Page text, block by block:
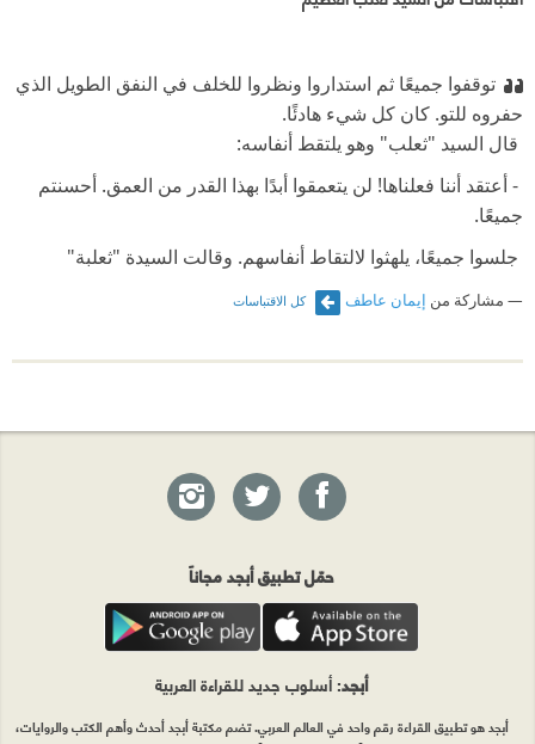
توقفوا جميعًا ثم استداروا ونظروا للخلف في النفق الطويل الذي
حفروه للتو. كان كل شيء هادئًا. ‏
‫ ‏قال السيد "ثعلب" وهو يلتقط أنفاسه: ‏
‫ ‏- أعتقد أننا فعلناها! لن يتعمقوا أبدًا بهذا القدر من العمق. أحسنتم
جميعًا.‏
‫ ‏جلسوا جميعًا، يلهثوا لالتقاط أنفاسهم. وقالت السيدة "ثعلبة"
ذكي ورائع.‏
من أي وقت مضى عندما قالت أشياء من هذا القبيل عنه.‏
مشاركة من إيمان عاطف كل الاقتباسات
حمّل تطبيق أبجد مجاناً
أبجد: أسلوب جديد للقراءة العربية
أبجد هو تطبيق القراءة رقم واحد في العالم العربي. تضم مكتبة أبجد أحدث وأهم الكتب والروايات،